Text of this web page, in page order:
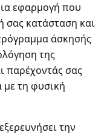
εφαρμογή που
σας κατάσταση και
άσκησής
της
παρέχοντάς σας
με τη φυσική
την